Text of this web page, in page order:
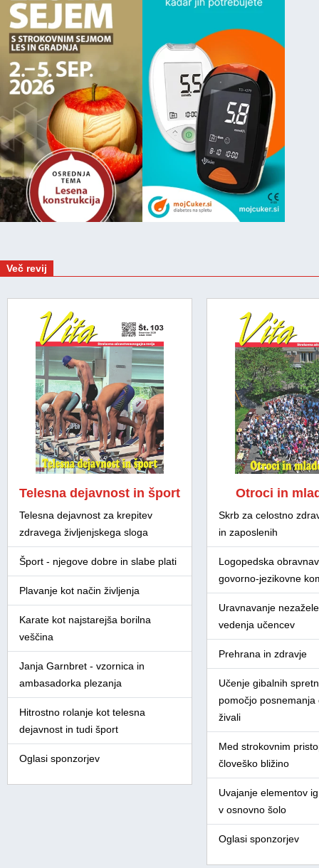
Več revij
Telesna dejavnost in šport
Telesna dejavnost za krepitev
zdravega življenjskega sloga
Šport - njegove dobre in slabe plati
Plavanje kot način življenja
Karate kot najstarejša borilna
veščina
Janja Garnbret - vzornica in
ambasadorka plezanja
Hitrostno rolanje kot telesna
dejavnost in tudi šport
Oglasi sponzorjev
Otroci in
Skrb za celostno
in zaposlenih
Logopedska
govorno-jezikovne
Uravnavanje
vedenja učencev
Prehrana in zdravje
Učenje gibalnih
pomočjo posnemanja
živali
Med strokovnim
človeško bližino
Uvajanje elementov
v osnovno šolo
Oglasi sponzorjev